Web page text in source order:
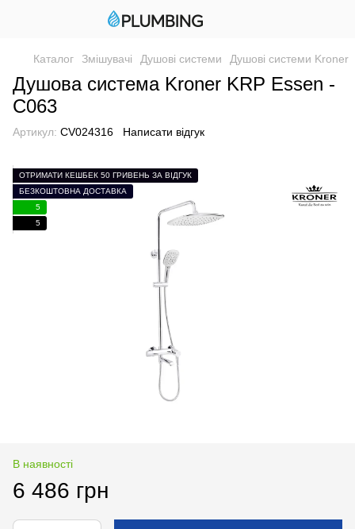
Каталог Змішувачі Душові системи Душові системи Kroner
Душова система Kroner KRP Essen -
C063
Артикул: CV024316 Написати відгук
ОТРИМАТИ КЕШБЕК 50 ГРИВЕНЬ ЗА ВІДГУК
БЕЗКОШТОВНА ДОСТАВКА
5
5
В наявності
6 486 грн